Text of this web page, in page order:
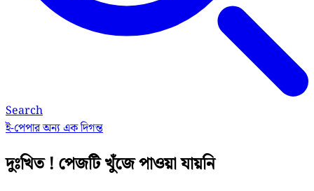
Search
ই-পেপারঅন্য এক দিগন্ত
দুঃখিত ! পেজটি খুঁজে পাওয়া যায়নি